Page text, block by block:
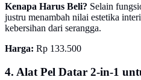
Kenapa Harus Beli? Selain
justru menambah nilai estetika
kebersihan dari serangga.
Harga: Rp 133.500
4. Alat Pel Datar 2-in-1